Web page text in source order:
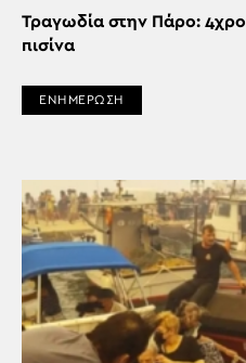
Τραγωδία στην Πάρο:
πισίνα
ΕΝΗΜΕΡΩΣΗ